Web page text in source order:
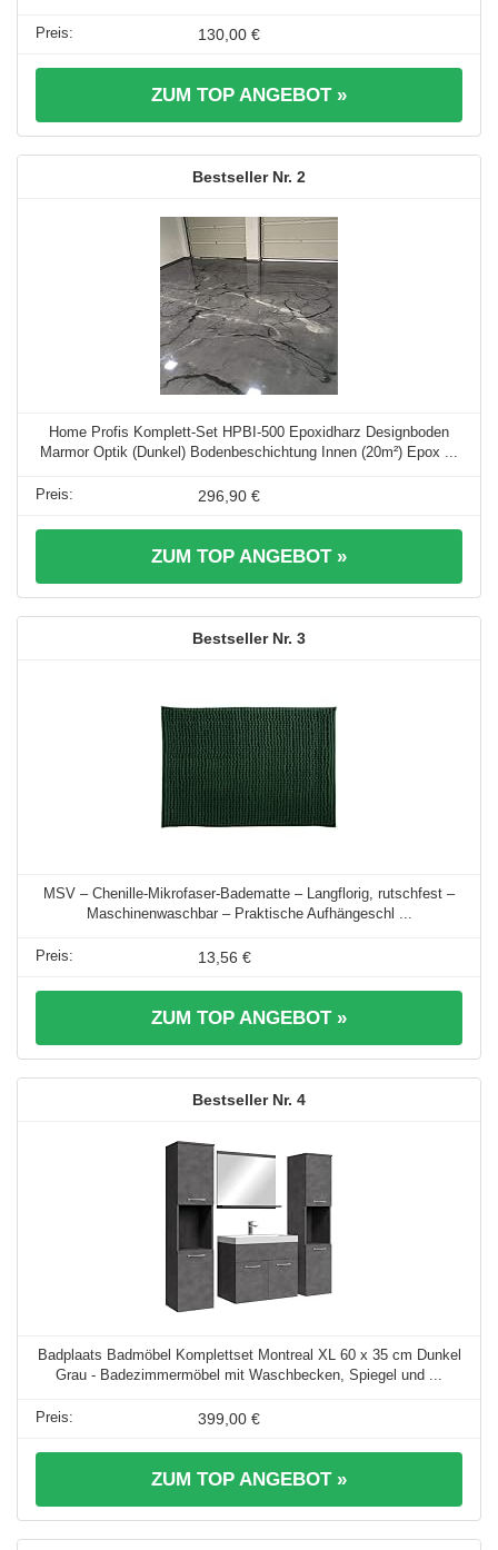
130,00 €
ZUM TOP ANGEBOT »
2
Home Profis Komplett-Set HPBI-500 Epoxidharz Designboden
Marmor Optik (Dunkel) Bodenbeschichtung Innen (20m²) Epox ...
296,90 €
ZUM TOP ANGEBOT »
3
MSV – Chenille-Mikrofaser-Badematte – Langflorig, rutschfest –
Maschinenwaschbar – Praktische Aufhängeschl ...
13,56 €
ZUM TOP ANGEBOT »
4
Badplaats Badmöbel Komplettset Montreal XL 60 x 35 cm Dunkel
Grau - Badezimmermöbel mit Waschbecken, Spiegel und ...
399,00 €
ZUM TOP ANGEBOT »